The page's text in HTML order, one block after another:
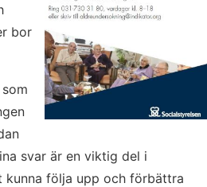
bor
svar är en viktig del i
kunna följa upp och förbättra